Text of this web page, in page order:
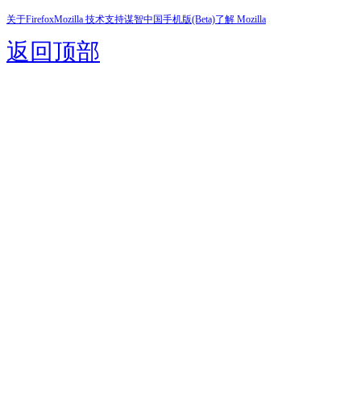
关于FirefoxMozilla 技术支持谋智中国手机版(Beta)了解 Mozilla
返回顶部